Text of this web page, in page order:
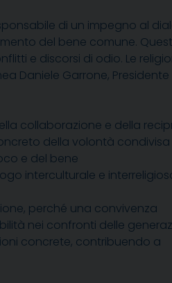
di un impegno al
del bene comune.
e discorsi di odio. Le
Daniele Garrone, Presidente
collaborazione e della
della volontà condivisa
e del bene
interculturale e
perché una convivenza
nei confronti delle
concrete, contribuendo a